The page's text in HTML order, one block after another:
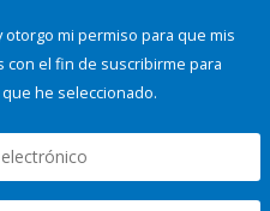
otorgo mi permiso para que mis
el fin de suscribirme para
he seleccionado.